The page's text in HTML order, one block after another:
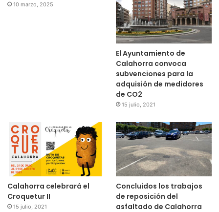
10 marzo, 2025
El Ayuntamiento de
Calahorra convoca
subvenciones para la
adquisión de medidores
de CO2
15 julio, 2021
Calahorra celebrará el
Croquetur II
15 julio, 2021
Concluidos los trabajos
de reposición del
asfaltado de Calahorra